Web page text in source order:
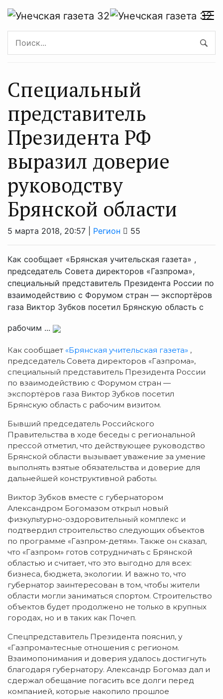
Специальный
представитель
Президента РФ
выразил доверие
руководству
Брянской области
5 марта 2018, 20:57 | Регион 55
Как сообщает «Брянская учительская газета» ,
председатель Совета директоров «Газпрома»,
специальный представитель Президента России по
взаимодействию с Форумом стран — экспортёров
газа Виктор Зубков посетил Брянскую область с
рабочим ...
Как сообщает «Брянская учительская газета» ,
председатель Совета директоров «Газпрома»,
специальный представитель Президента России
по взаимодействию с Форумом стран —
экспортёров газа Виктор Зубков посетил
Брянскую область с рабочим визитом.
Бывший председатель Российского
Правительства в ходе беседы с региональной
прессой отметил, что действующее руководство
Брянской области вызывает уважение за умение
выполнять взятые обязательства и доверие для
дальнейшей конструктивной работы.
Виктор Зубков вместе с губернатором
Александром Богомазом открыл новый
физкультурно-оздоровительный комплекс и
подтвердил строительство следующих объектов
по программе «Газпром-детям». Также он сказал,
что «Газпром» готов сотрудничать с Брянской
областью и считает, что это выгодно для всех:
бизнеса, бюджета, экологии. И важно то, что
губернатор заинтересован в том, чтобы жители
области могли заниматься спортом. Строительство
объектов будет продолжено не только в крупных
городах, но и в таких как Почеп.
Спецпредставитель Президента пояснил, у
«Газпрома»тесные отношения с регионом.
Взаимопонимания и доверия удалось достигнуть
благодаря губернатору. Александр Богомаз дал и
сдержал обещание погасить все долги перед
компанией, которые накопило прошлое